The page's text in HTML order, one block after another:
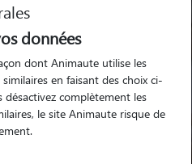
Visites
Visites
données
dont Animaute utilise les
en faisant des choix ci-
désactivez complètement les
le site Animaute risque de